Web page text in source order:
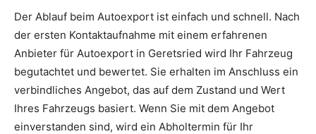
Der Ablauf beim Autoexport ist einfach und schnell. Nach
der ersten Kontaktaufnahme mit einem erfahrenen
Anbieter für Autoexport in Geretsried wird Ihr Fahrzeug
begutachtet und bewertet. Sie erhalten im Anschluss ein
verbindliches Angebot, das auf dem Zustand und Wert
Ihres Fahrzeugs basiert. Wenn Sie mit dem Angebot
einverstanden sind, wird ein Abholtermin für Ihr